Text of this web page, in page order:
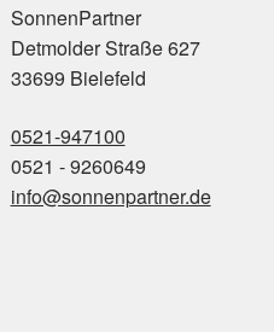
SonnenPartner
Detmolder Straße 627
33699 Bielefeld
0521-947100
0521 - 9260649
info@sonnenpartner.de